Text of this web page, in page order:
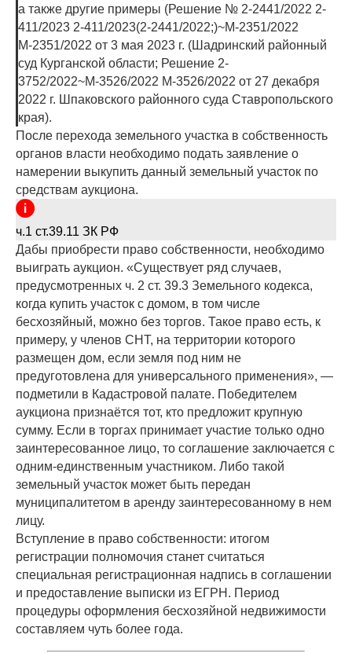
а также другие примеры (Решение № 2-2441/2022 2-
411/2023 2-411/2023(2-2441/2022;)~М-2351/2022
М-2351/2022 от 3 мая 2023 г. (Шадринский районный
суд Курганской области; Решение 2-
3752/2022~М-3526/2022 М-3526/2022 от 27 декабря
2022 г. Шпаковского районного суда Ставропольского
края).
После перехода земельного участка в собственность
органов власти необходимо подать заявление о
намерении выкупить данный земельный участок по
средствам аукциона.
ч.1 ст.39.11 ЗК РФ
Дабы приобрести право собственности, необходимо
выиграть аукцион. «Существует ряд случаев,
предусмотренных ч. 2 ст. 39.3 Земельного кодекса,
когда купить участок с домом, в том числе
бесхозяйный, можно без торгов. Такое право есть, к
примеру, у членов СНТ, на территории которого
размещен дом, если земля под ним не
предуготовлена для универсального применения», —
подметили в Кадастровой палате. Победителем
аукциона признаётся тот, кто предложит крупную
сумму. Если в торгах принимает участие только одно
заинтересованное лицо, то соглашение заключается с
одним-единственным участником. Либо такой
земельный участок может быть передан
муниципалитетом в аренду заинтересованному в нем
лицу.
Вступление в право собственности: итогом
регистрации полномочия станет считаться
специальная регистрационная надпись в соглашении
и предоставление выписки из ЕГРН. Период
процедуры оформления бесхозяйной недвижимости
составляем чуть более года.